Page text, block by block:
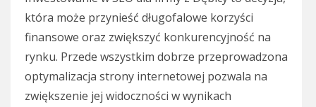
która może przynieść długofalowe korzyści
finansowe oraz zwiększyć konkurencyjność na
rynku. Przede wszystkim dobrze przeprowadzona
optymalizacja strony internetowej pozwala na
zwiększenie jej widoczności w wynikach